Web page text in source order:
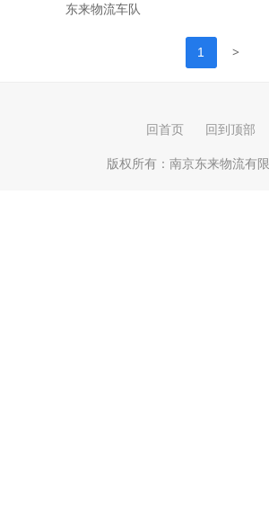
东来物流车队
1 >
回首页 回到顶部
版权所有： 南京东来物流有